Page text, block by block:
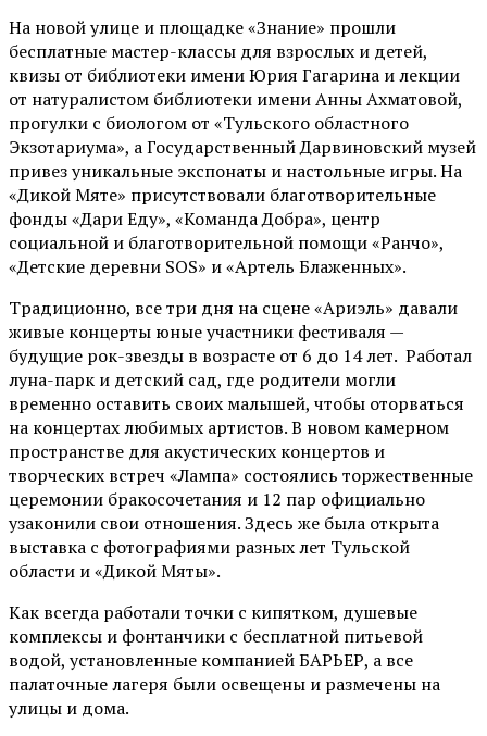
На новой улице и площадке «Знание» прошли
бесплатные мастер-классы для взрослых и детей,
квизы от библиотеки имени Юрия Гагарина и лекции
от натуралистом библиотеки имени Анны Ахматовой,
прогулки с биологом от «Тульского областного
Экзотариума», а Государственный Дарвиновский музей
привез уникальные экспонаты и настольные игры. На
«Дикой Мяте» присутствовали благотворительные
фонды «Дари Еду», «Команда Добра», центр
социальной и благотворительной помощи «Ранчо»,
«Детские деревни SOS» и «Артель Блаженных».
Традиционно, все три дня на сцене«Ариэль» давали
живые концерты юные участники фестиваля —
будущие рок-звезды в возрасте от 6 до 14 лет. Работал
луна-парк и детский сад, где родители могли
временно оставить своих малышей, чтобы оторваться
на концертах любимых артистов. В новом камерном
пространстве для акустических концертов и
творческих встреч «Лампа» состоялись торжественные
церемонии бракосочетания и 12 пар официально
узаконили свои отношения. Здесь же была открыта
выставка с фотографиями разных лет Тульской
области и «Дикой Мяты».
Как всегда работали точки с кипятком, душевые
комплексы и фонтанчики с бесплатной питьевой
водой, установленные компанией БАРЬЕР, а все
палаточные лагеря были освещены и размечены на
улицы и дома.